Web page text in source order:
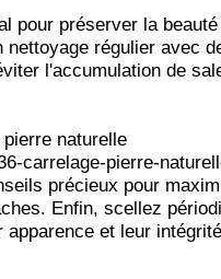
pour préserver la
régulier avec
l'accumulation de
naturelle
carrelage-pierre-
précieux pour
Enfin, scellez
et leur intégrité